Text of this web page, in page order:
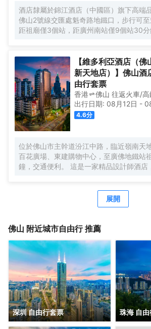
2F），自助免費洗衣房（5座1F），是你
居，家庭親子，團建轟趴及獨處休憩的上乘優選
方來，不亦樂乎！ 我們將竭誠您服務
酒店隸屬於錦江酒店（中國區）旗下高端
佛山2號線交匯處魁奇路地鐵口，步行可至
距祖廟僅3個站，距廣州南站僅9個站30分
遠，地理位置優越，交通十分便捷。 酒
平方，有着方便快捷的地面以及地下負一
配套面積近25000平方，擁有智能化豪華
36樓高樓層，客房擁有全景緻落地玻璃窗
山新城美麗風光；“極目禪天遠，相逢盡歡
窗簾、霧化玻璃、一鍵智能燈光控制，3秒
速寬帶網絡、37樓自助洗衣房（全新自動
機），9個大、中、小型會議廳，均配備
泰式按摩SPA，5樓健身會所，配套完善，
商務接待、會務服務所有需求，彰顯現代
性化魅力。
【維多利亞酒店（
新天地店）】佛山酒
由行套票
香港 佛山 往返火車/
出行日期: 08月12日 -
4.6分
位於佛山市主幹道汾江中路，臨近嶺南天
百花廣場、東建購物中心，至廣佛地鐵站
鐘，交通便利。 這是一家精品設計師酒店
題房型，讓你領略時尚、炫酷的全新入住
積（35m²-38m²），配有39”飛利浦液晶
iphone、ipad和筆記本，並且支持與電視
展開
佛山 附近城市自由行 推薦
深圳 自由行套票 珠海 自